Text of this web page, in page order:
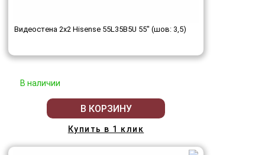
Видеостена 2x2 Hisense 55L35B5U 55" (шов: 3,5)
В наличии
В КОРЗИНУ
Купить в 1 клик